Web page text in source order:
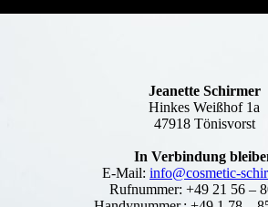
Jeanette Schirmer
Hinkes Weißhof 1a
47918 Tönisvorst
In Verbindung
E-Mail: info@cosmetic-
Rufnummer: +49 21 56 –